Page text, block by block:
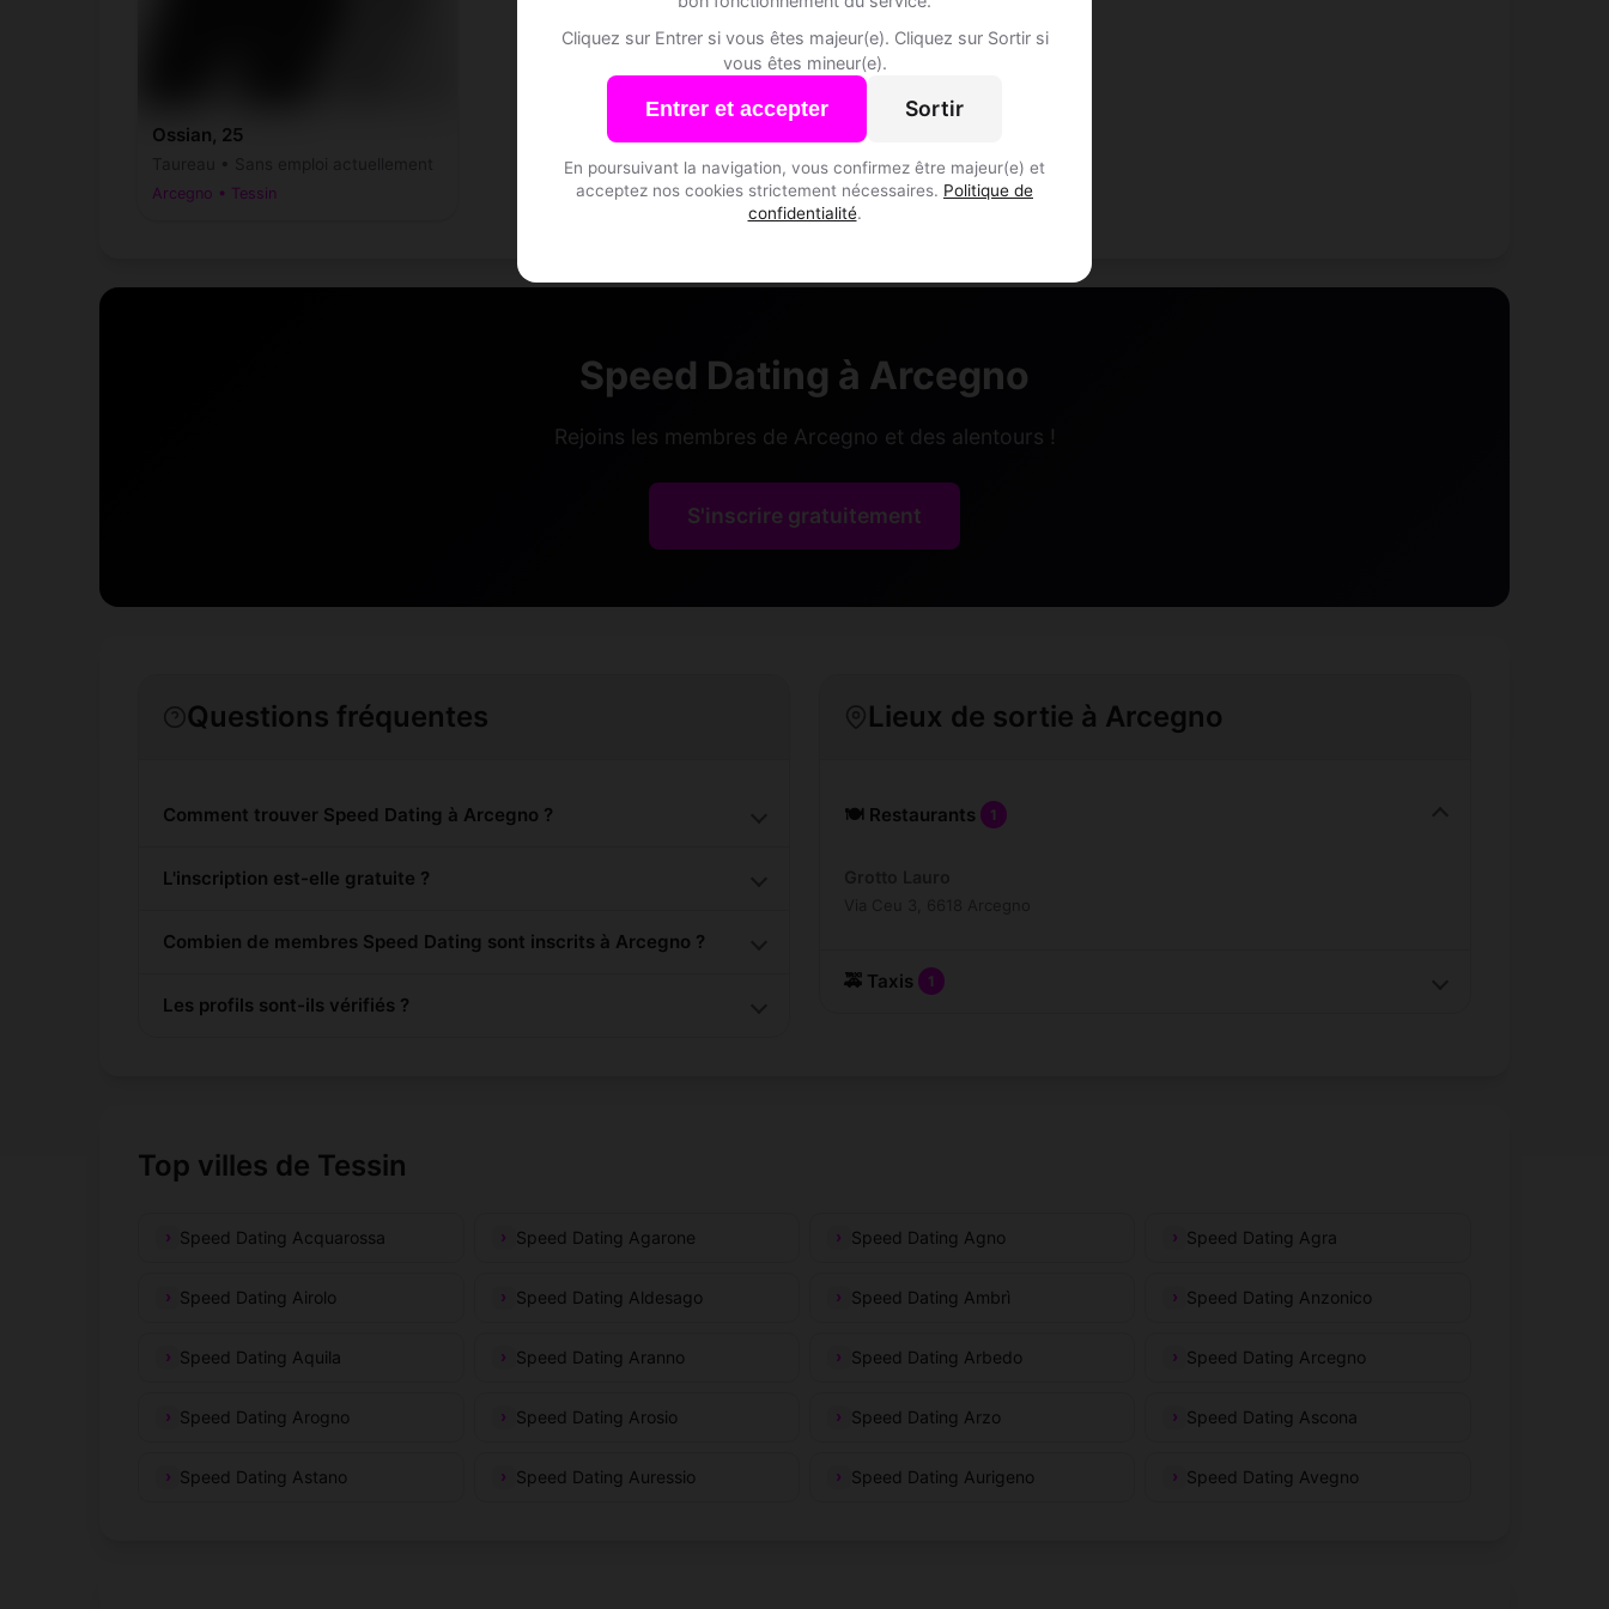
Cliquez sur Entrer si vous êtes majeur(e). Cliquez sur Sortir si
vous êtes mineur(e).
Entrer et accepter Sortir
En poursuivant la navigation, vous confirmez être majeur(e) et
acceptez nos cookies strictement nécessaires. Politique de
confidentialité.
Ossian, 25
Arcegno • Tessin
Speed Dating à Arcegno
Rejoins les membres de Arcegno et des alentours !
S'inscrire gratuitement
Questions fréquentes
Comment trouver Speed Dating à Arcegno ?
L'inscription est-elle gratuite ?
Combien de membres Speed Dating sont inscrits à Arcegno ?
Les profils sont-ils vérifiés ?
Lieux de sortie à Arcegno
🍽️ Restaurants 1
🚕 Taxis 1
Top villes de Tessin
Speed Dating Acquarossa Speed Dating Agarone Speed Dating Agno Speed Dating Agra
Speed Dating Airolo Speed Dating Aldesago Speed Dating Ambrì Speed Dating Anzonico
Speed Dating Aquila Speed Dating Aranno Speed Dating Arbedo Speed Dating Arcegno
Speed Dating Arogno Speed Dating Arosio Speed Dating Arzo Speed Dating Ascona
Speed Dating Astano Speed Dating Auressio Speed Dating Aurigeno Speed Dating Avegno